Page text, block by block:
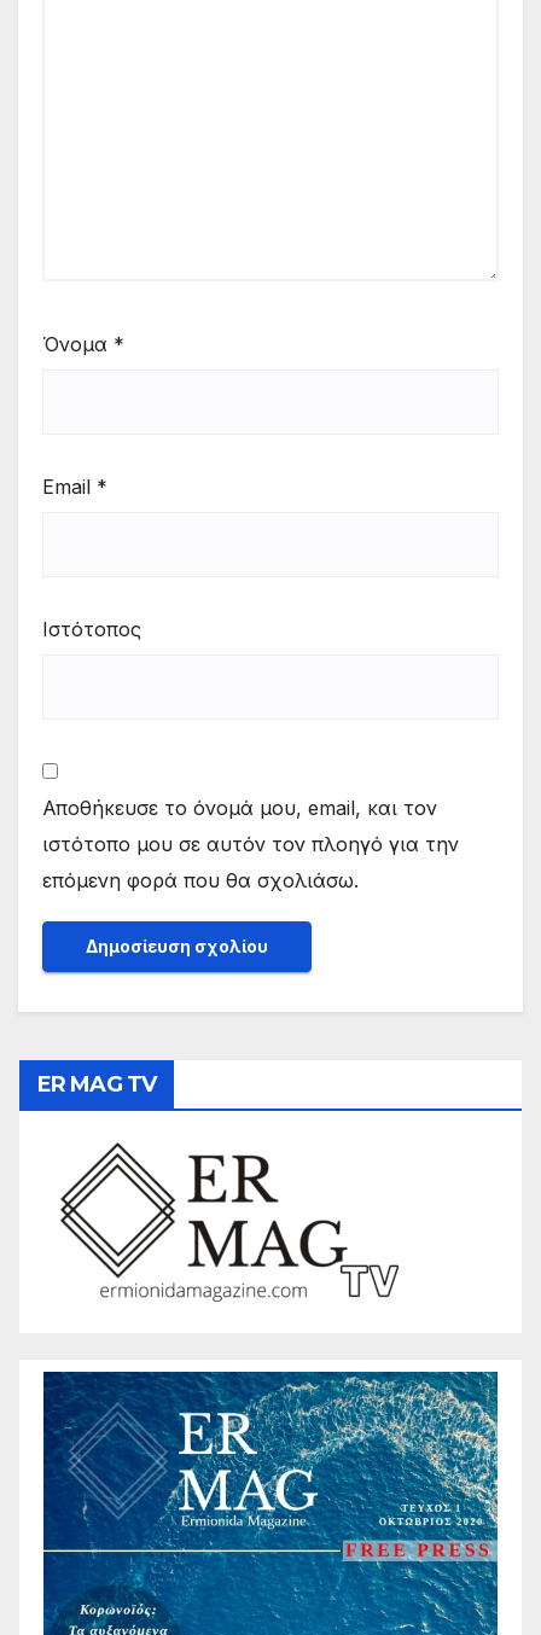
Όνομα *
Email *
Ιστότοπος
Αποθήκευσε το όνομά μου, email, και τον
ιστότοπο μου σε αυτόν τον πλοηγό για την
επόμενη φορά που θα σχολιάσω.
ER MAG TV